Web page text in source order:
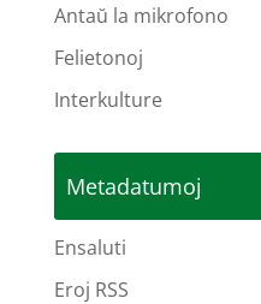
Antaŭ la mikrofono
Felietonoj
Interkulture
Metadatumoj
Ensaluti
Eroj RSS